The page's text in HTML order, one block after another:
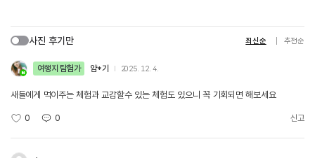
사진 후기만 최신순 추천순
여행지 탐험가 얌*기 2025. 12. 4.
새들에게 먹이주는 체험과 교감할수 있는 체험도 있으니 꼭 기회되면 해보세요
0 0 신고